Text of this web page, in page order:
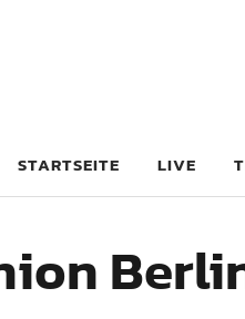
STARTSEITE LIVE